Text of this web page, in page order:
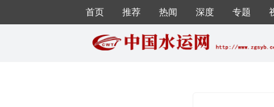
首页 推荐 热闻 深度 专题